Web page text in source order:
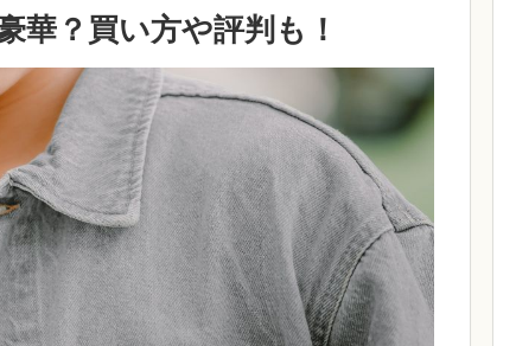
華？買い方や評判も！